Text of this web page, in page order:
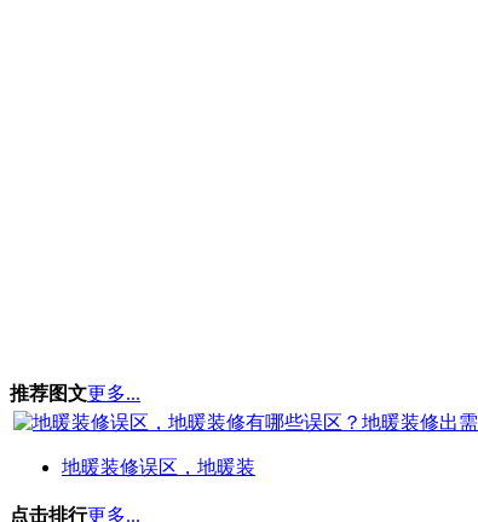
推荐图文更多...
地暖装修误区，地暖装
点击排行更多...